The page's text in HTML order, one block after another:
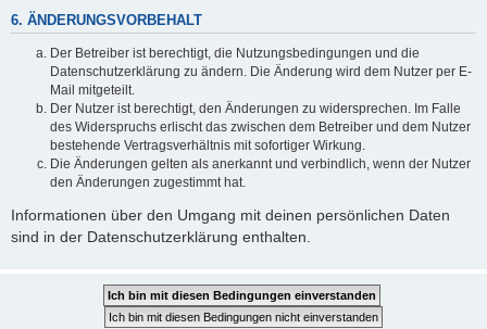
6. ÄNDERUNGSVORBEHALT
Der Betreiber ist berechtigt, die Nutzungsbedingungen und die
Datenschutzerklärung zu ändern. Die Änderung wird dem Nutzer per E-
Mail mitgeteilt.
Der Nutzer ist berechtigt, den Änderungen zu widersprechen. Im Falle
des Widerspruchs erlischt das zwischen dem Betreiber und dem Nutzer
bestehende Vertragsverhältnis mit sofortiger Wirkung.
Die Änderungen gelten als anerkannt und verbindlich, wenn der Nutzer
den Änderungen zugestimmt hat.
Informationen über den Umgang mit deinen persönlichen Daten
sind in der Datenschutzerklärung enthalten.